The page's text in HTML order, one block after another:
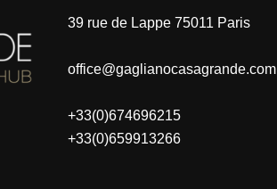
39 rue de Lappe 75011 Paris
office@gaglianocasagrande.com
+33(0)674696215
+33(0)659913266